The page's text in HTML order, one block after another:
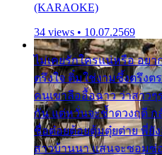
(KARAOKE)
34 views • 10.07.2569
ไม่เคยรักใครแน่หรือ อย
ตรึงใจ ติ๋มใช่งามซึ้งตรึง
คนเขาลืออื้อฉาว ว่าสาว
กัน แต่หวั่นจะช้ำดวงฤดี
ชื่อต๋อยต้อยตุ้มตุ๋ยต่าย พี่ยัง
สาวบ้านนา แสนจะซอมซ่